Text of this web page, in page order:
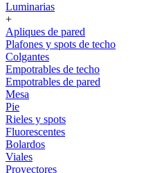
Luminarias
+
Apliques de pared
Plafones y spots de techo
Colgantes
Empotrables de techo
Empotrables de pared
Mesa
Pie
Rieles y spots
Fluorescentes
Bolardos
Viales
Proyectores